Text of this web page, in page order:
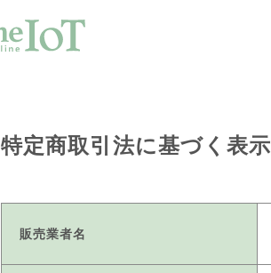
特定商取引法に基づく表示
販売業者名